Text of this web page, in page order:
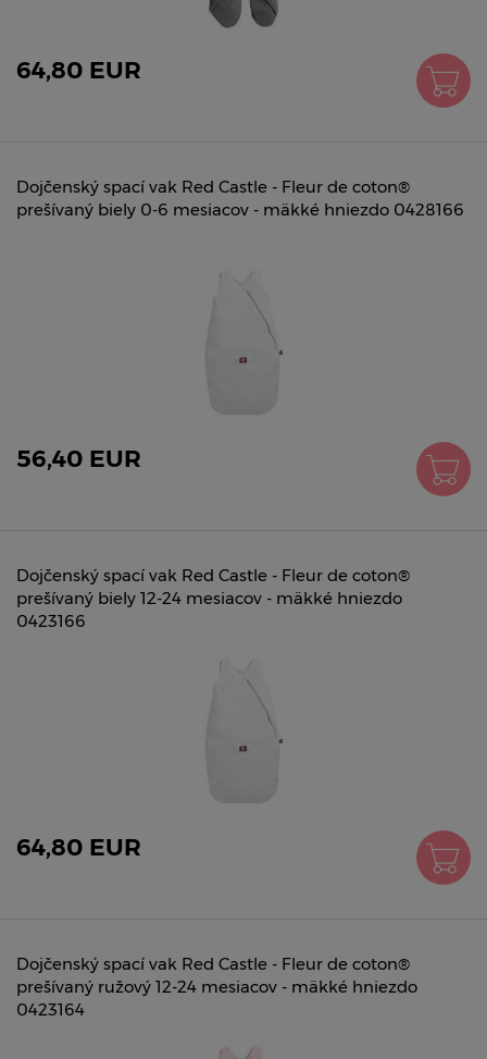
64,80 EUR
Dojčenský spací vak Red Castle - Fleur de coton®
prešívaný biely 0-6 mesiacov - mäkké hniezdo 0428166
56,40 EUR
Dojčenský spací vak Red Castle - Fleur de coton®
prešívaný biely 12-24 mesiacov - mäkké hniezdo
0423166
64,80 EUR
Dojčenský spací vak Red Castle - Fleur de coton®
prešívaný ružový 12-24 mesiacov - mäkké hniezdo
0423164